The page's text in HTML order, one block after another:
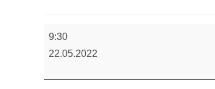
Abendmahlsgottesdienst
9:30
22.05.2022